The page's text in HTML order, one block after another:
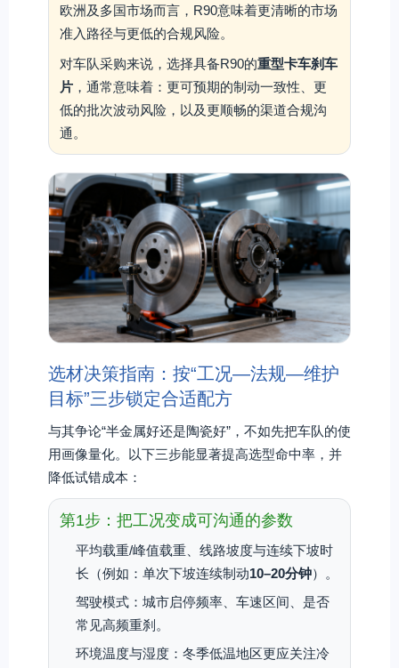
欧洲及多国市场而言，R90意味着更清晰的市场
准入路径与更低的合规风险。
对车队采购来说，选择具备R90的重型卡车刹车
片 ，通常意味着：更可预期的制动一致性、更
低的批次波动风险，以及更顺畅的渠道合规沟
通。
选材决策指南：按“工况—法规—维护
目标”三步锁定合适配方
与其争论“半金属好还是陶瓷好”，不如先把车队的使
用画像量化。以下三步能显著提高选型命中率，并
降低试错成本：
第1步：把工况变成可沟通的参数
平均载重/峰值载重、线路坡度与连续下坡时
长（例如：单次下坡连续制动10–20分钟）。
驾驶模式：城市启停频率、车速区间、是否
常见高频重刹。
环境温度与湿度：冬季低温地区更应关注冷